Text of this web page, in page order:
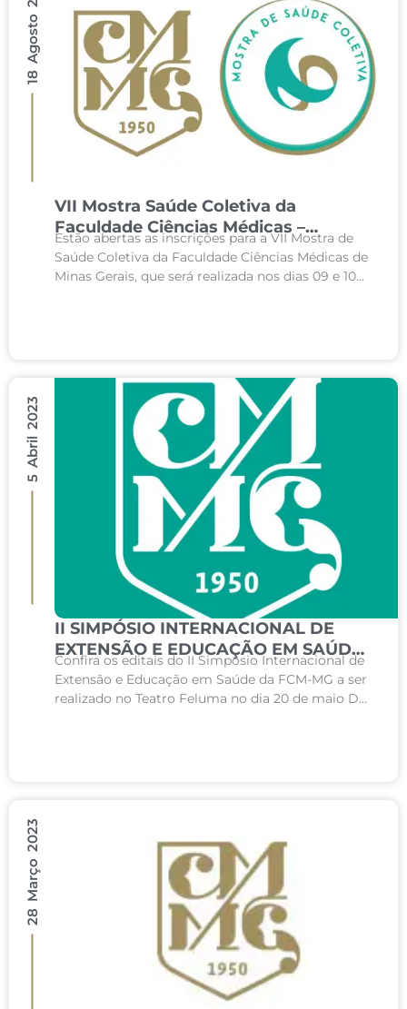
VII Mostra Saúde Coletiva da
Faculdade Ciências Médicas –
MG/2023
Estão abertas as inscrições para a VII Mostra de
Saúde Coletiva da Faculdade Ciências Médicas de
Minas Gerais, que será realizada nos dias 09 e 10
18 Agosto 2023
II SIMPÓSIO INTERNACIONAL DE
EXTENSÃO E EDUCAÇÃO EM SAÚDE
DA FCM-MG
Confira os editais do II Simpósio Internacional de
Extensão e Educação em Saúde da FCM-MG a ser
realizado no Teatro Feluma no dia 20 de maio DE
5 Abril 2023
28 Março 2023